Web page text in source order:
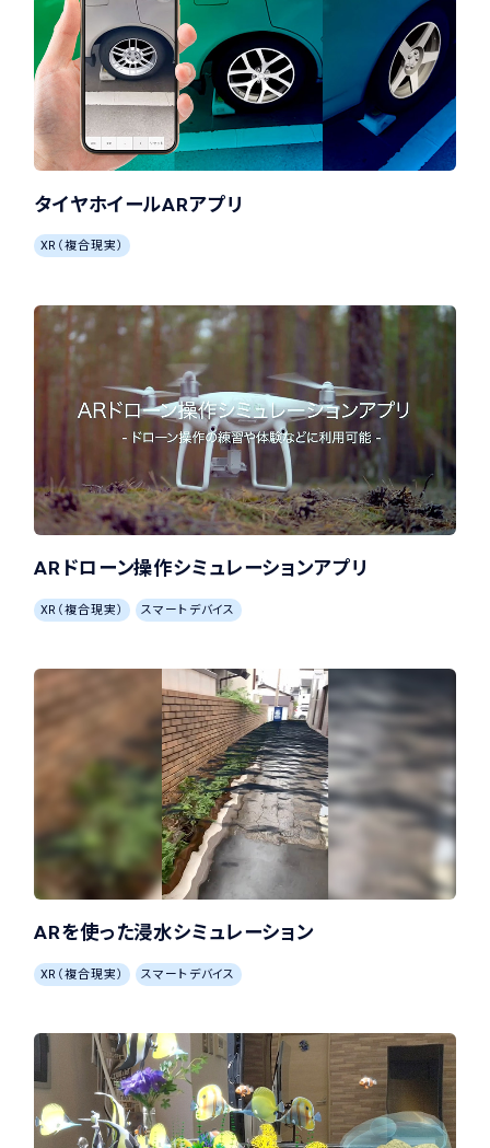
タイヤホイールARアプリ
XR（複合現実）
ARドローン操作シミュレーションアプリ
XR（複合現実） スマートデバイス
ARを使った浸水シミュレーション
XR（複合現実） スマートデバイス